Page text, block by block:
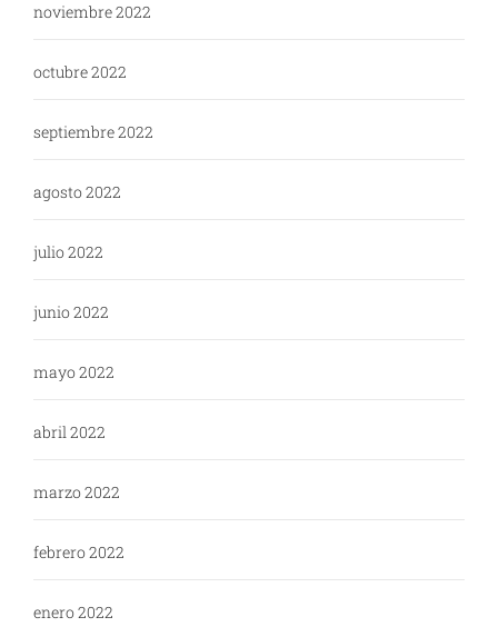
noviembre 2022
octubre 2022
septiembre 2022
agosto 2022
julio 2022
junio 2022
mayo 2022
abril 2022
marzo 2022
febrero 2022
enero 2022